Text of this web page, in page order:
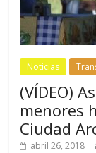
Noticias
(VÍDEO)
menores
Ciudad
abril 26, 2018